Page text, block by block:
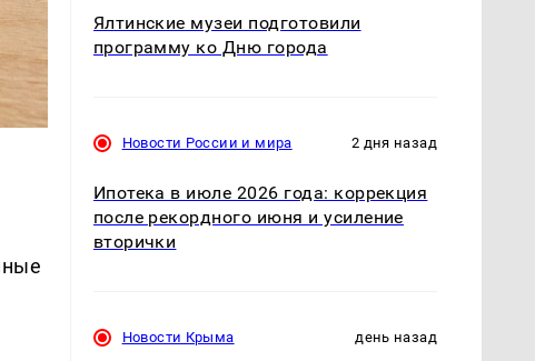
Ялтинские музеи подготовили
программу ко Дню города
Новости России и мира 2 дня назад
Ипотека в июле 2026 года: коррекция
после рекордного июня и усиление
вторички
Новости Крыма день назад